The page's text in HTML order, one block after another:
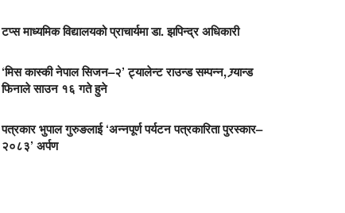
टप्स माध्यमिक विद्यालयको प्राचार्यमा डा. झपिन्द्र अधिकारी
‘मिस कास्की नेपाल सिजन–२’ ट्यालेन्ट राउन्ड सम्पन्न, ग्र्यान्ड
फिनाले साउन १६ गते हुने
पत्रकार भुपाल गुरुङलाई ‘अन्नपूर्ण पर्यटन पत्रकारिता पुरस्कार–
२०८३’ अर्पण